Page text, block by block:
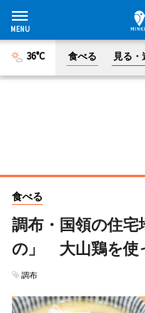
36°C 食べる 見る・
食べる
調布・国領の住宅
の」 大山鶏を使
調布